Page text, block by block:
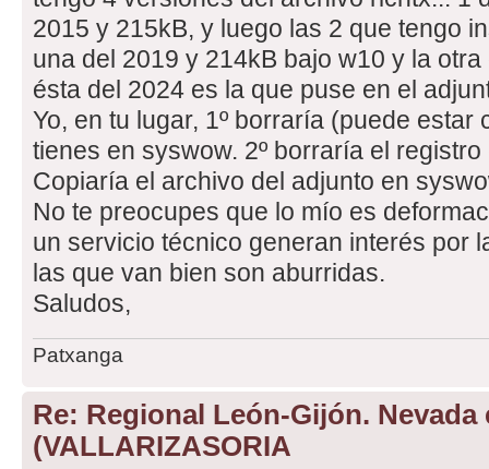
2015 y 215kB, y luego las 2 que tengo
una del 2019 y 214kB bajo w10 y la
ésta del 2024 es la que puse en el
Yo, en tu lugar, 1º borraría (puede
tienes en syswow. 2º borraría el registro
Copiaría el archivo del adjunto en
No te preocupes que lo mío es
un servicio técnico generan interés por
las que van bien son aburridas.
Saludos,
Patxanga
Re: Regional León-Gijón. Nevada
(VALLARIZASORIA